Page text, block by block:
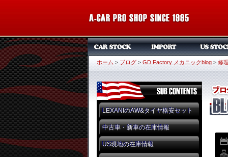
ホーム > ブログ > GD Factory メカニックblog > 修
LEXANIのAW&タイヤ格安セット
中古車・新車の在庫情報
US現地の在庫情報